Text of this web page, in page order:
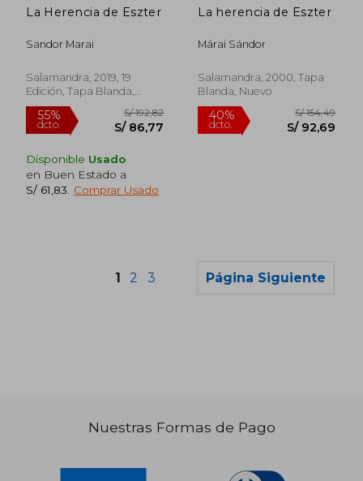
S/ 167,28
La Herencia de Eszter
Sandor Marai
Salamandra, 2019, 19
Edición, Tapa Blanda,
Nuevo
Disponible Usado
en Buen Estado a
S/ 61,83
Comprar Usado
La herencia de Eszter
Márai Sándor
Salamandra, 2000, Tapa
Blanda, Nuevo
1 2 3 Página Siguiente
Nuestras Formas de Pago